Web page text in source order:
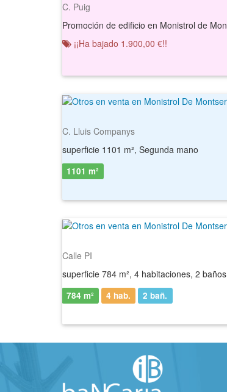
C. Puig
¡¡Ha bajado 1.900,00 €!!
C. Lluis Companys
superficie 1101 m², Segunda mano
1101 m²
Calle PI
superficie 784 m², 4 habitaciones, 2 baños
784 m² 4 hab. 2 bañ.